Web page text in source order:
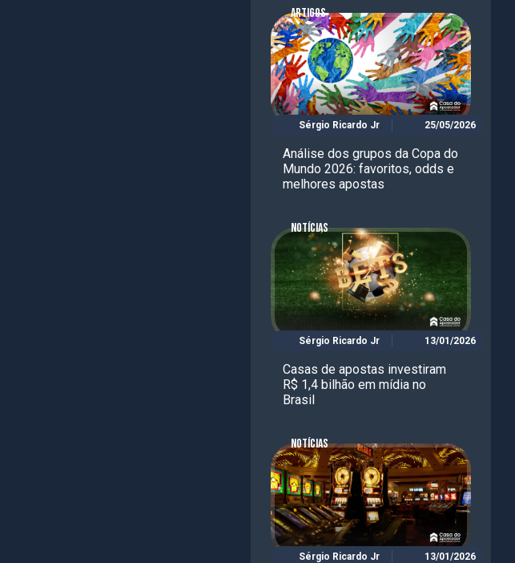
ARTIGOS
Sérgio Ricardo Jr 25/05/2026
Análise dos grupos da Copa do
Mundo 2026: favoritos, odds e
melhores apostas
NOTÍCIAS
Sérgio Ricardo Jr 13/01/2026
Casas de apostas investiram
R$ 1,4 bilhão em mídia no
Brasil
NOTÍCIAS
Sérgio Ricardo Jr 13/01/2026